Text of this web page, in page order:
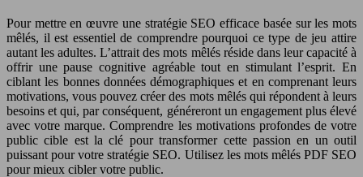
Pour mettre en œuvre une stratégie SEO efficace basée sur les mots
mêlés, il est essentiel de comprendre pourquoi ce type de jeu attire
autant les adultes. L’attrait des mots mêlés réside dans leur capacité à
offrir une pause cognitive agréable tout en stimulant l’esprit. En
ciblant les bonnes données démographiques et en comprenant leurs
motivations, vous pouvez créer des mots mêlés qui répondent à leurs
besoins et qui, par conséquent, généreront un engagement plus élevé
avec votre marque. Comprendre les motivations profondes de votre
public cible est la clé pour transformer cette passion en un outil
puissant pour votre stratégie SEO. Utilisez les mots mêlés PDF SEO
pour mieux cibler votre public.